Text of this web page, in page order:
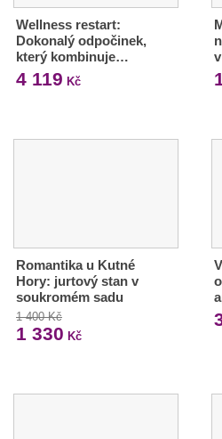
Wellness restart:
Dokonalý odpočinek,
který kombinuje…
4 119 Kč
Romantika u Kutné
Hory: jurtový stan v
soukromém sadu
1 400 Kč
1 330 Kč